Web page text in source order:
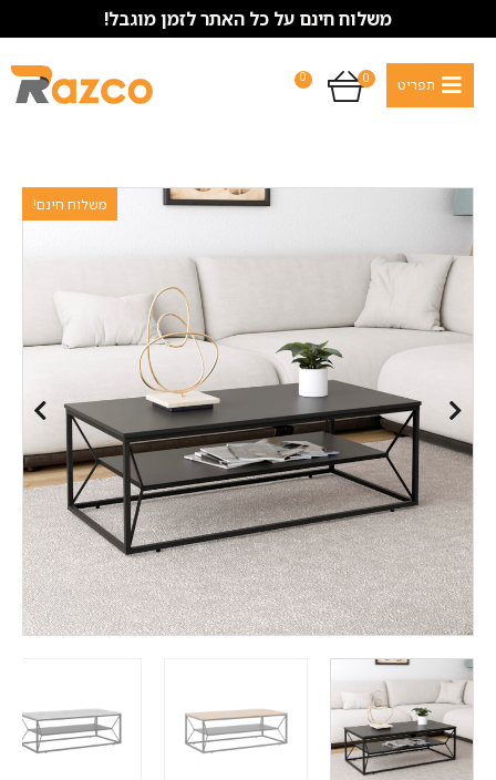
משלוח חינם על כל האתר לזמן מוגבל!
0
0
משלוח חינם!